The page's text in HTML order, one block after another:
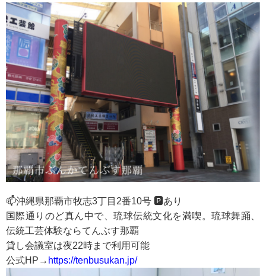
📫沖縄県那覇市牧志3丁目2番10号 🅿️あり
国際通りのど真ん中で、琉球伝統文化を満喫。琉球舞踊、
伝統工芸体験ならてんぶす那覇
貸し会議室は夜22時まで利用可能
公式HP→ https://tenbusukan.jp/